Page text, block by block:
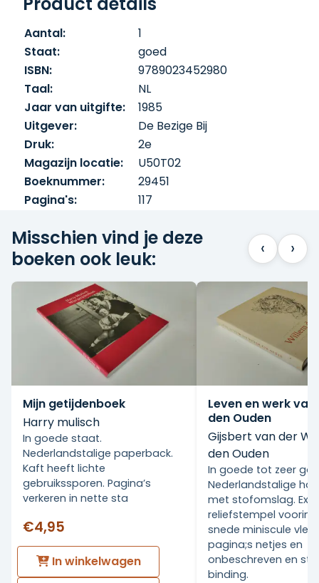
beschouwingen over geschiedenis, oorlog,
werk waarin Mulisch zijn karakteristieke stijl
en intellectuele reflecties combineert. Met
veel foto's
Aantal:
1
Staat:
goed
ISBN:
9789023452980
Taal:
NL
Jaar van uitgifte:
1985
Uitgever:
De Bezige Bij
Druk:
2e
Magazijn locatie:
U50T02
Boeknummer:
29451
Pagina's:
117
Misschien vind je deze
boeken ook leuk:
‹ ›
Mijn getijdenboek
Harry mulisch
In goede staat.
Nederlandstalige paperback.
Kaft heeft lichte
gebruikssporen. Pagina’s
verkeren in nette sta
€4,95
In winkelwagen
Leven en werk van
den Ouden
Gijsbert van der
den Ouden
In goede tot zeer
Nederlandstalige
met stofomslag. Ex
reliefstempel voorin.
snede miniscule
pagina;s netjes en
onbeschreven en
binding.